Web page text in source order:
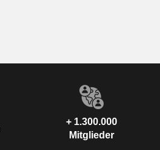
+ 1.300.000
Mitglieder